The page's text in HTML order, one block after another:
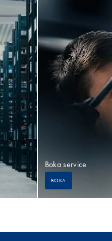
Boka service
BOKA